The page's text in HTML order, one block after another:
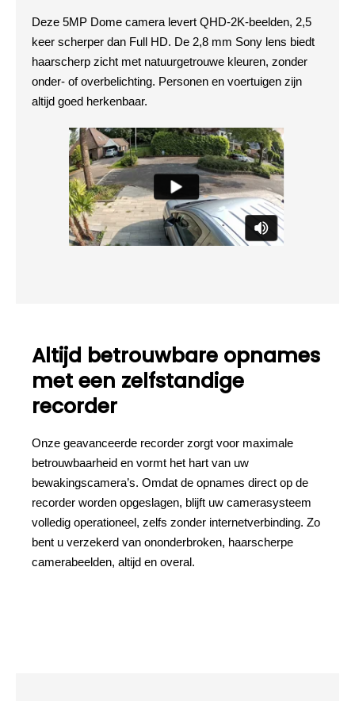
Deze 5MP Dome camera levert QHD-2K-beelden, 2,5
keer scherper dan Full HD. De 2,8 mm Sony lens biedt
haarscherp zicht met natuurgetrouwe kleuren, zonder
onder- of overbelichting. Personen en voertuigen zijn
altijd goed herkenbaar.
Altijd betrouwbare opnames
met een zelfstandige
recorder
Onze geavanceerde recorder zorgt voor maximale
betrouwbaarheid en vormt het hart van uw
bewakingscamera’s. Omdat de opnames direct op de
recorder worden opgeslagen, blijft uw camerasysteem
volledig operationeel, zelfs zonder internetverbinding. Zo
bent u verzekerd van ononderbroken, haarscherpe
camerabeelden, altijd en overal.